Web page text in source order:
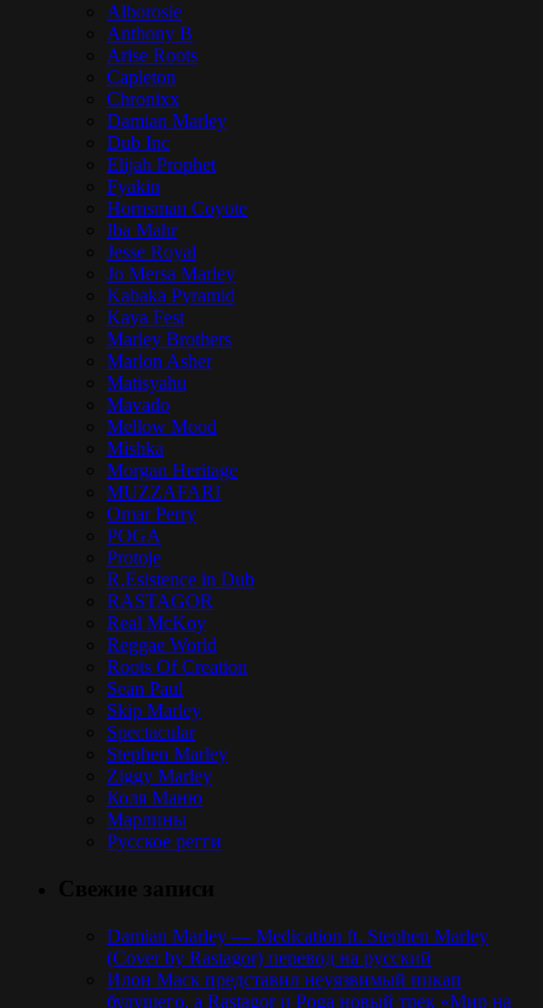
Alborosie
Anthony B
Arise Roots
Capleton
Chronixx
Damian Marley
Dub Inc
Elijah Prophet
Fyakin
Hornsman Coyote
Iba Mahr
Jesse Royal
Jo Mersa Marley
Kabaka Pyramid
Kaya Fest
Marley Brothers
Marlon Asher
Matisyahu
Mavado
Mellow Mood
Mishka
Morgan Heritage
MUZZAFARI
Omar Perry
POGA
Protoje
R.Esistence in Dub
RASTAGOR
Real McKoy
Reggae World
Roots Of Creation
Sean Paul
Skip Marley
Spectacular
Stephen Marley
Ziggy Marley
Коля Маню
Марлины
Русское регги
Damian Marley — Medication ft. Stephen Marley
(Cover by Rastagor) перевод на русский
Илон Маск представил неуязвимый пикап
будущего, а Rastagor и Poga новый трек «Мир на